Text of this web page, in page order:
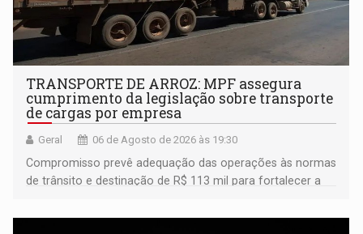
TRANSPORTE DE ARROZ: MPF assegura
cumprimento da legislação sobre transporte
de cargas por empresa
Geral 06 de Agosto de 2026 às 19:30
Compromisso prevê adequação das operações às normas
de trânsito e destinação de R$ 113 mil para fortalecer a